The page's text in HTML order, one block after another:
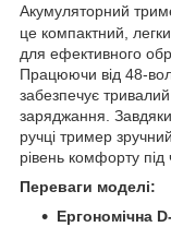
Акумуляторний
це компактний,
для ефективного
Працюючи від 48-
забезпечує
заряджання. Завдяки
ручці тример
рівень комфорту під
Переваги моделі:
Ергономічна